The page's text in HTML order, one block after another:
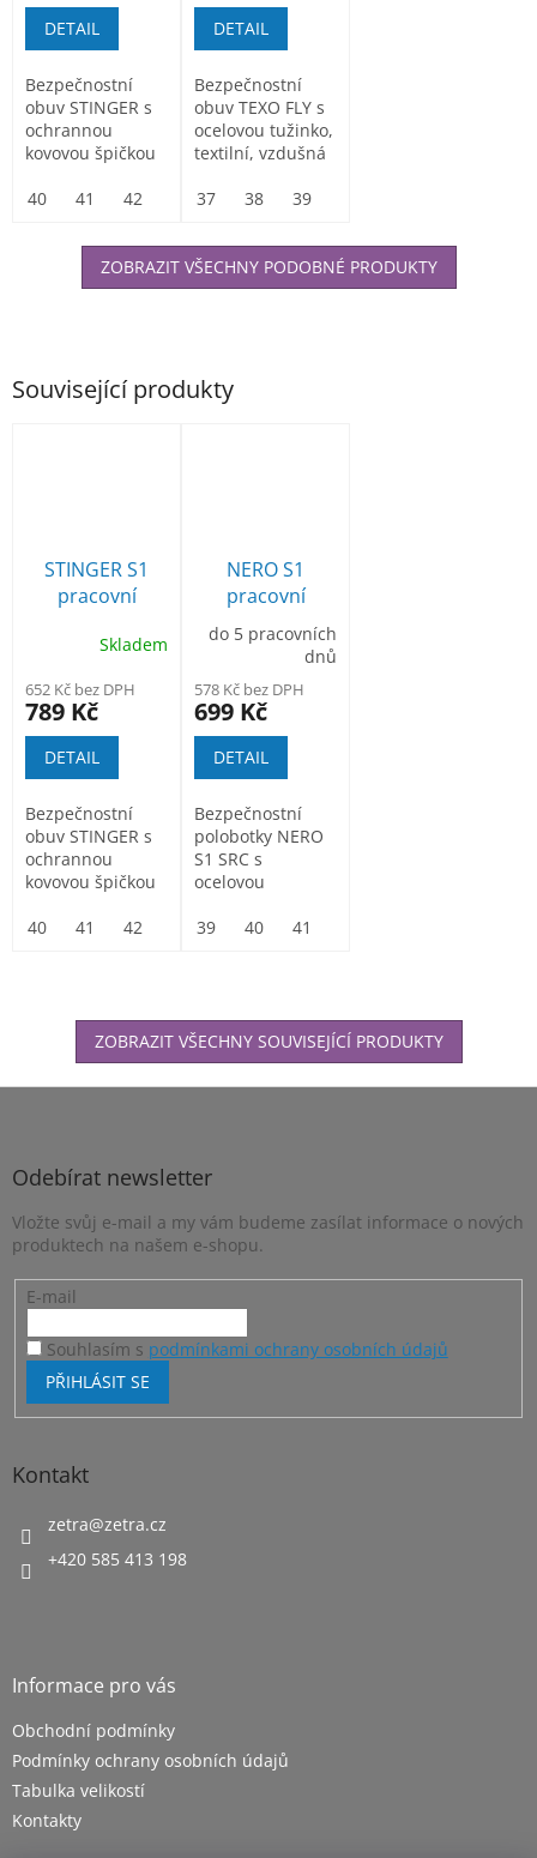
Související produkty
STINGER S1
pracovní
polobotka
Skladem
652 Kč bez DPH
789 Kč
DETAIL
Bezpečnostní
obuv STINGER s
ochrannou
kovovou špičkou
40
41 42
NERO S1
pracovní
kožená
polobotka
do 5 pracovních
dnů
578 Kč bez DPH
699 Kč
DETAIL
Bezpečnostní
polobotky NERO
S1 SRC s
ocelovou
proti nárazům s
39 40 41
ZOBRAZIT VŠECHNY SOUVISEJÍCÍ PRODUKTY
DETAIL
Bezpečnostní
obuv STINGER s
ochrannou
kovovou špičkou
40
41 42
DETAIL
Bezpečnostní
obuv TEXO FLY s
ocelovou tužinko,
textilní, vzdušná
37
38 39
ZOBRAZIT VŠECHNY PODOBNÉ PRODUKTY
Z
Odebírat newsletter
Vložte svůj e-mail a my vám budeme zasílat informace o nových
produktech na našem e-shopu.
E-mail
Souhlasím s podmínkami ochrany osobních údajů
PŘIHLÁSIT SE
Kontakt
zetra@zetra.cz
+420 585 413 198
Informace pro vás
Obchodní podmínky
Podmínky ochrany osobních údajů
Tabulka velikostí
Kontakty